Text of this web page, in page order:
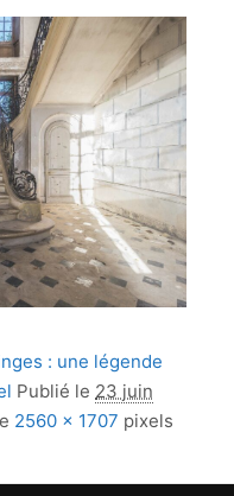
: une légende
Publié le 23 juin
2560 × 1707 pixels